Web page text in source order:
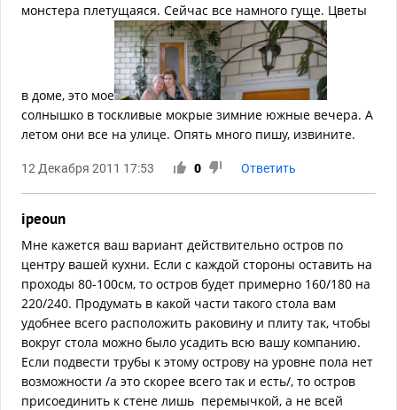
монстера плетущаяся. Сейчас все намного гуще. Цветы
в доме, это мое
солнышко в тоскливые мокрые зимние южные вечера. А
летом они все на улице. Опять много пишу, извините.
12 Декабря 2011 17:53 0 Ответить
ipeoun
Мне кажется ваш вариант действительно остров по
центру вашей кухни. Если с каждой стороны оставить на
проходы 80-100см, то остров будет примерно 160/180 на
220/240. Продумать в какой части такого стола вам
удобнее всего расположить раковину и плиту так, чтобы
вокруг стола можно было усадить всю вашу компанию.
Если подвести трубы к этому острову на уровне пола нет
возможности /а это скорее всего так и есть/, то остров
присоединить к стене лишь перемычкой, а не всей